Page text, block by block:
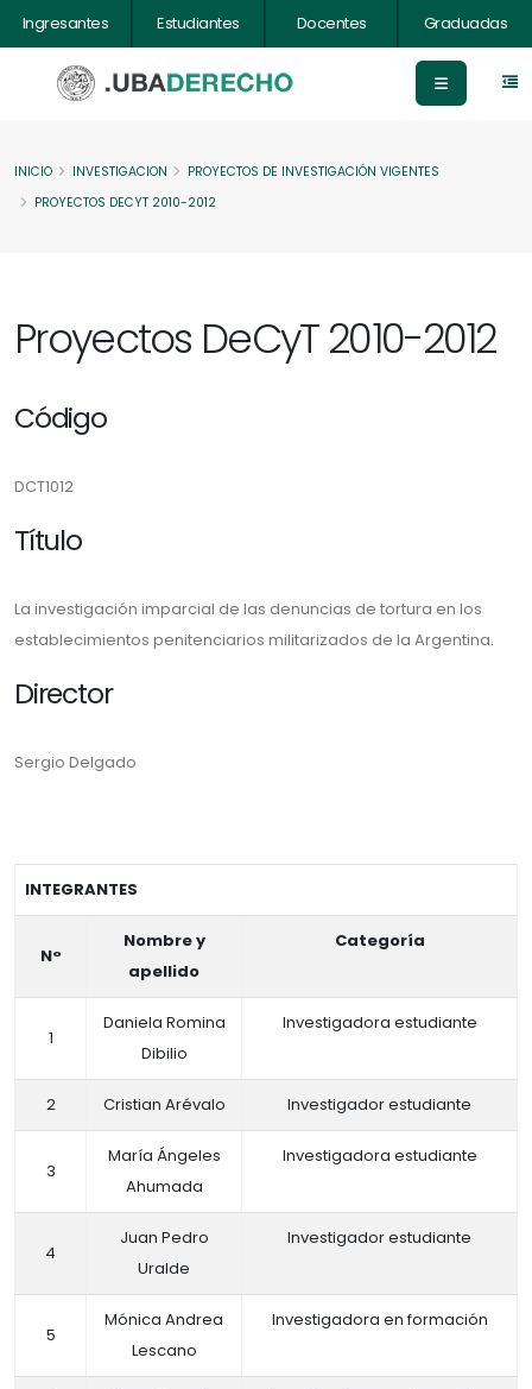
Ingresantes Estudiantes Docentes Graduadas
INICIO INVESTIGACION
PROYECTOS DE INVESTIGACIÓN VIGENTES
PROYECTOS DECYT 2010-2012
Proyectos DeCyT 2010-2012
Código
DCT1012
Título
La investigación imparcial de las denuncias de tortura en los
establecimientos penitenciarios militarizados de la Argentina.
Director
Sergio Delgado
INTEGRANTES
N°
Nombre y
apellido
Categoría
1
Daniela Romina
Dibilio
Investigadora estudiante
2 Cristian Arévalo Investigador estudiante
3
María Ángeles
Ahumada
Investigadora estudiante
4
Juan Pedro
Uralde
Investigador estudiante
5
Mónica Andrea
Lescano
Investigadora en formación